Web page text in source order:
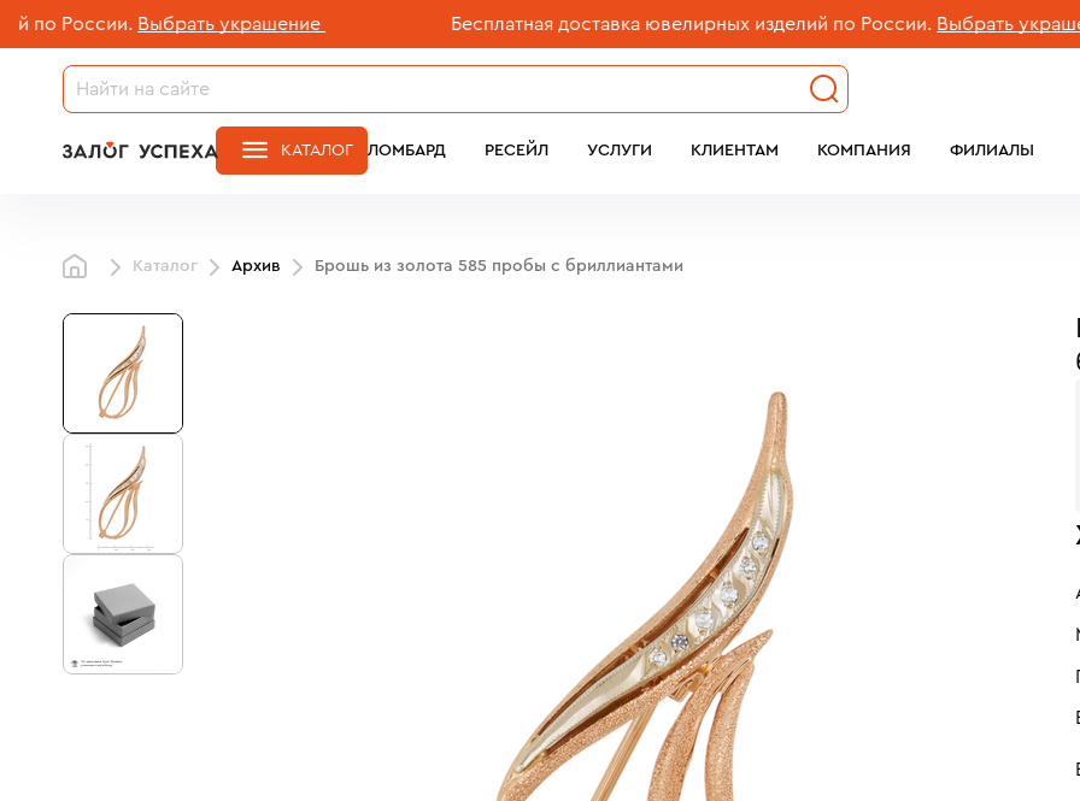
России. Выбрать украшение Бесплатная доставка ювелирных изделий по России. Выбрать украшение
ЛОМБАРД РЕСЕЙЛ УСЛУГИ КЛИЕНТАМ КОМПАНИЯ ФИЛИАЛЫ
КАТАЛОГ
Каталог Архив Брошь из золота 585 пробы c бриллиантами